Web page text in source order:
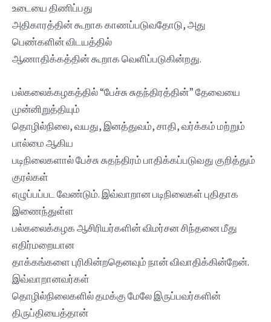
உடையை திணிப்பது
அதிகாரத்தின் கூறாக காணப்படுவதோடு, அது
பெண்களின் விடயத்தில்
ஆணாதிக்கத்தின் கூறாக வெளிப்படுகின்றது.
பல்கலைக்கழகத்தில் “பேச்சு சுதந்திரத்தின்” தேவையை
முன்னிறுத்தியும்
தொழில்நிலை, வயது, இனத்துவம், சாதி, வர்க்கம் மற்றும்
பால்மை ஆகிய
படிநிலைகளால் பேச்சு சுதந்திரம் பாதிக்கப்படுவது குறித்தும்
குரல்கள்
எழுப்பப்பட வேண்டும். இவ்வாறான படிநிலைகள் புதிதாக
இணைந்துள்ள
பல்கலைக்கழக ஆசிரியர்களின் விமர்சன சிந்தனை மீது
எதிர்மறையான
தாக்கங்களை புரிகின்றதெனவும் நான் விவாதிக்கின்றேன்.
இவ்வாறானவர்கள்
தொழில்நிலைகளில் தமக்கு மேலே இருப்பவர்களின்
திருப்தியைத்தான்